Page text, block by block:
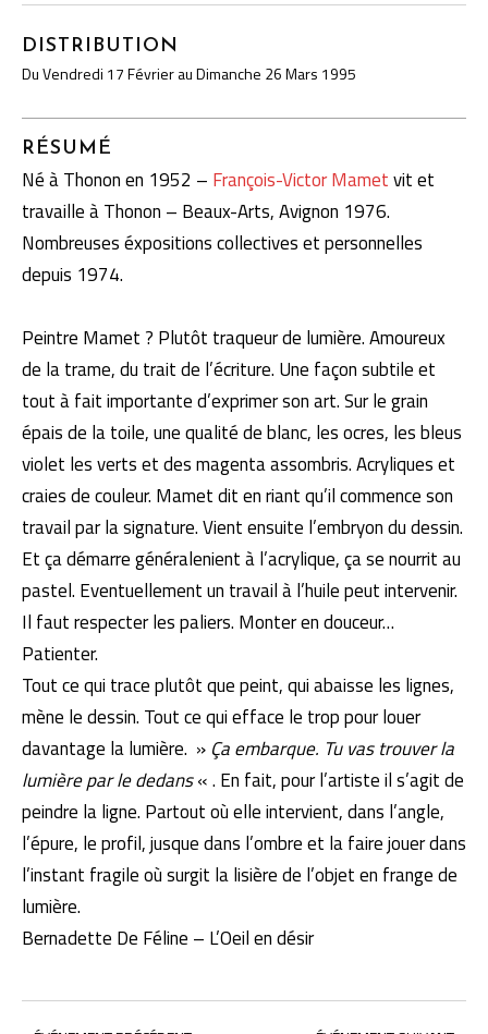
DISTRIBUTION
Du Vendredi 17 Février au Dimanche 26 Mars 1995
RÉSUMÉ
Né à Thonon en 1952 – François-Victor Mametvit et
travaille à Thonon – Beaux-Arts, Avignon 1976.
Nombreuses éxpositions collectives et personnelles
depuis 1974.
Peintre Mamet ? Plutôt traqueur de lumière. Amoureux
de la trame, du trait de l’écriture. Une façon subtile et
tout à fait importante d’exprimer son art. Sur le grain
épais de la toile, une qualité de blanc, les ocres, les bleus
violet les verts et des magenta assombris. Acryliques et
craies de couleur. Mamet dit en riant qu’il commence son
travail par la signature. Vient ensuite l’embryon du dessin.
Et ça démarre généralenient à l’acrylique, ça se nourrit au
pastel. Eventuellement un travail à l’huile peut intervenir.
Il faut respecter les paliers. Monter en douceur…
Patienter.
Tout ce qui trace plutôt que peint, qui abaisse les lignes,
mène le dessin. Tout ce qui efface le trop pour louer
davantage la lumière. » Ça embarque. Tu vas trouver la
lumière par le dedans« . En fait, pour l’artiste il s’agit de
peindre la ligne. Partout où elle intervient, dans l’angle,
l’épure, le profil, jusque dans l’ombre et la faire jouer dans
l’instant fragile où surgit la lisière de l’objet en frange de
lumière.
Bernadette De Féline – L’Oeil en désir